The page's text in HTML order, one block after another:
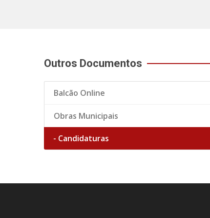
Outros Documentos
Balcão Online
Obras Municipais
- Candidaturas